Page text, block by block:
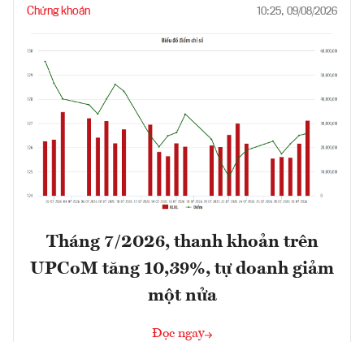
Chứng khoán 10:25, 09/08/2026
Tháng 7/2026, thanh khoản trên
UPCoM tăng 10,39%, tự doanh giảm
một nửa
Đọc ngay